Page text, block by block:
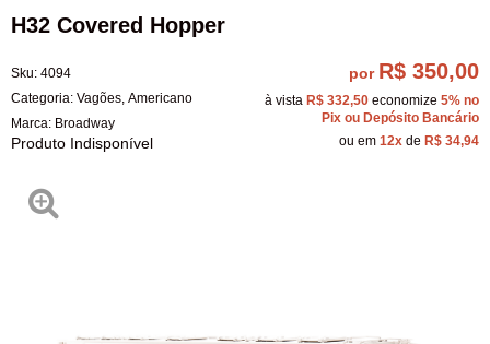
H32 Covered Hopper
Sku: 4094
Categoria: Vagões Americano
Marca: Broadway
Produto Indisponível
por R$ 350,00
à vista R$ 332,50 economize 5% no
Pix ou Depósito Bancário
ou em 12x de R$ 34,94